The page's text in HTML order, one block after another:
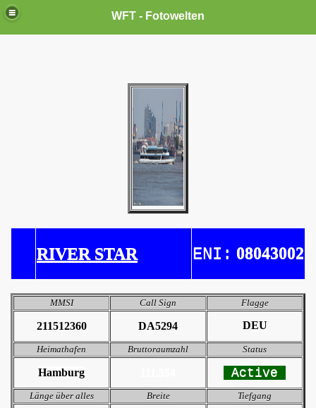
WFT - Fotowelten
RIVER STAR ENI: 08043002
MMSI Call Sign Flagge
211512360 DA5294 DEU
Heimathafen Bruttoraumzahl Status
Hamburg Active
Länge über alles Breite Tiefgang